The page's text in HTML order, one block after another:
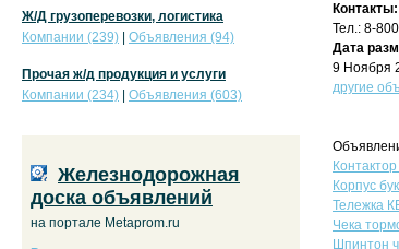
Контакты:
Тел.: 8-
Дата
9 Ноября
другие
Корпус
Тележка
Чека
Шпинтон
Ж/Д грузоперевозки, логистика
Компании (239)
Объявления (94)
Прочая ж/д продукция и услуги
Компании (234)
Объявления (603)
Железнодорожная
доска объявлений
на портале Metaprom.ru